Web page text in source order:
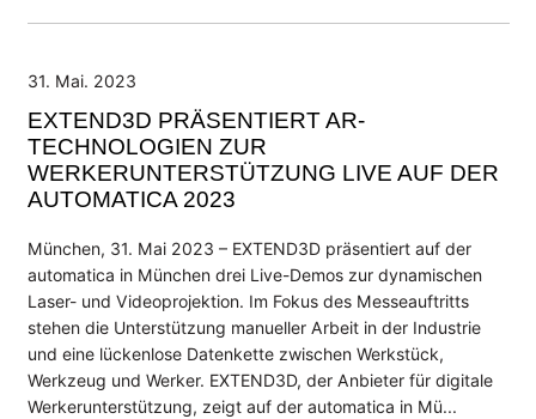
31. Mai. 2023
EXTEND3D PRÄSENTIERT AR-
TECHNOLOGIEN ZUR
WERKERUNTERSTÜTZUNG LIVE AUF DER
AUTOMATICA 2023
München, 31. Mai 2023 – EXTEND3D präsentiert auf der
automatica in München drei Live-Demos zur dynamischen
Laser- und Videoprojektion. Im Fokus des Messeauftritts
stehen die Unterstützung manueller Arbeit in der Industrie
und eine lückenlose Datenkette zwischen Werkstück,
Werkzeug und Werker. EXTEND3D, der Anbieter für digitale
Werkerunterstützung, zeigt auf der automatica in Mü...